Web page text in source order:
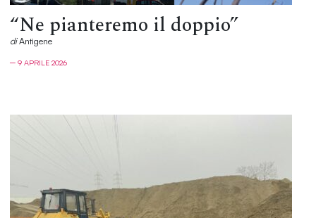
“Ne pianteremo il doppio”
diAntìgene
─ 9 APRILE 2026